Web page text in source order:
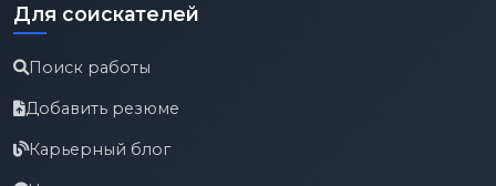
Для соискателей
Поиск работы
Добавить резюме
Карьерный блог